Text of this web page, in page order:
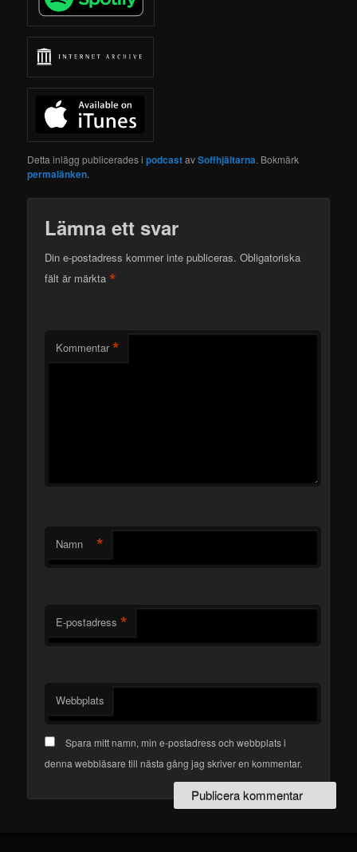
Detta inlägg publicerades ipodcastavSoffhjältarna. Bokmärk
permalänken.
Lämna ett svar
Din e-postadress kommer inte publiceras. Obligatoriska
fält är märkta*
Kommentar *
Namn *
E-postadress *
Webbplats
Spara mitt namn, min e-postadress och webbplats i
denna webbläsare till nästa gång jag skriver en kommentar.